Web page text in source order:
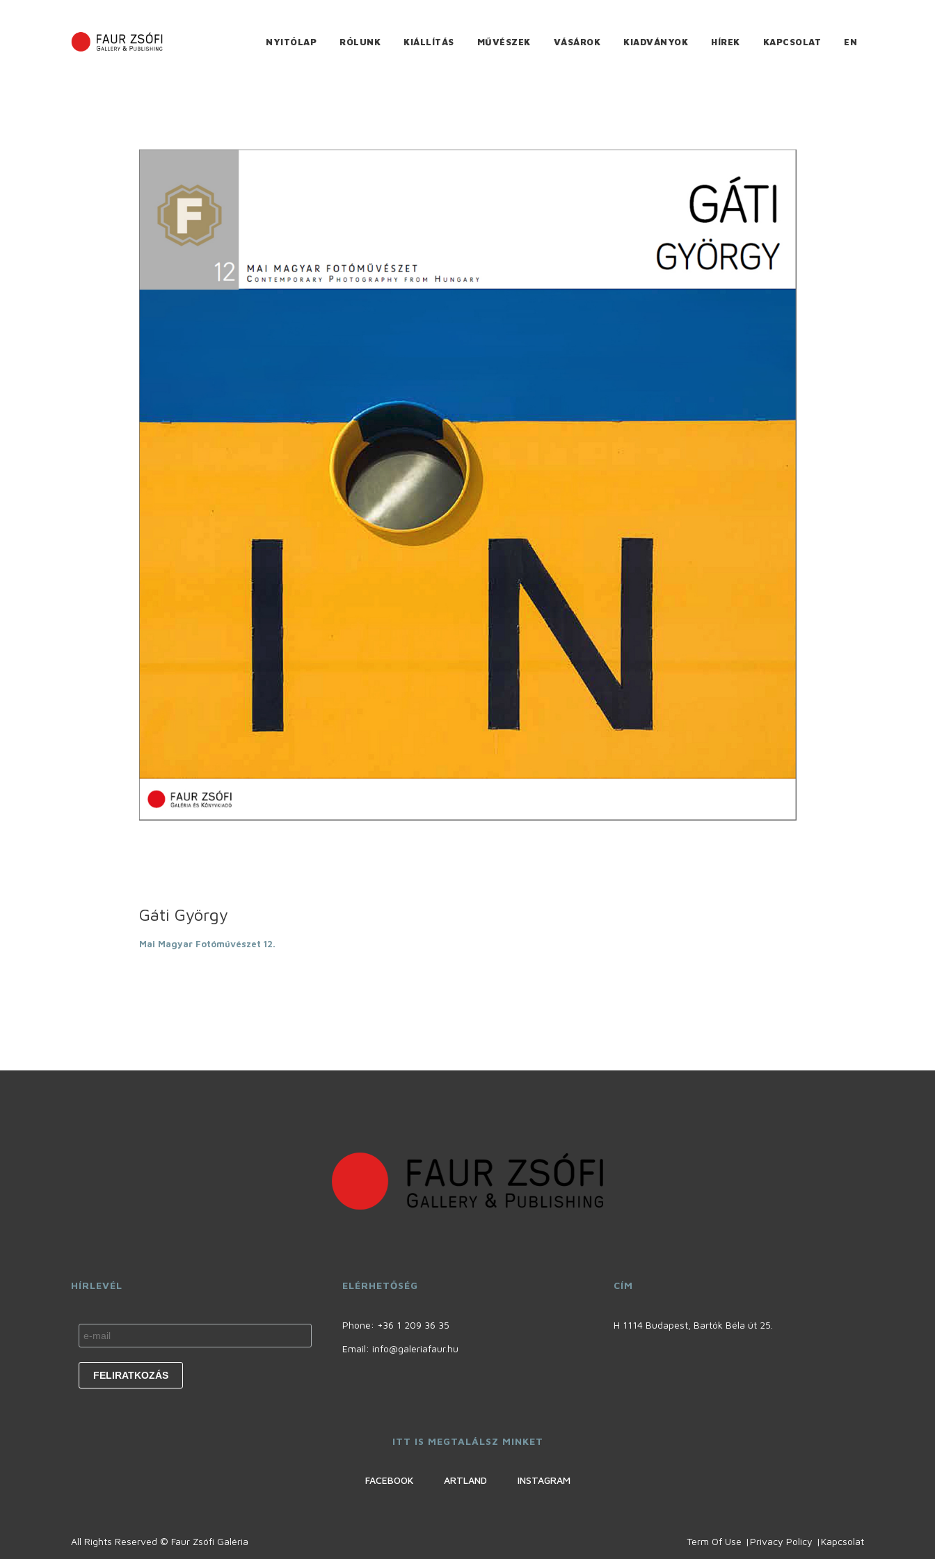
NYITÓLAP RÓLUNK KIÁLLÍTÁS MŰVÉSZEK VÁSÁROK KIADVÁNYOK HÍREK KAPCSOLAT EN
Gáti György
Mai Magyar Fotóművészet 12.
HÍRLEVÉL ELÉRHETŐSÉG
Phone: +36 1 209 36 35
Email: info@galeriafaur.hu
CÍM
H 1114 Budapest, Bartók Béla út 25.
ITT IS MEGTALÁLSZ MINKET
FACEBOOK ARTLAND INSTAGRAM
All Rights Reserved © Faur Zsófi Galéria
Term Of Use Privacy Policy Kapcsolat